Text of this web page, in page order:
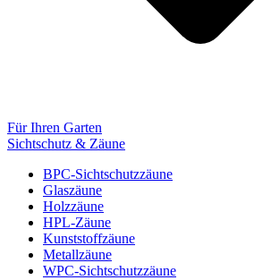
Für Ihren Garten
Sichtschutz & Zäune
BPC-Sichtschutzzäune
Glaszäune
Holzzäune
HPL-Zäune
Kunststoffzäune
Metallzäune
WPC-Sichtschutzzäune